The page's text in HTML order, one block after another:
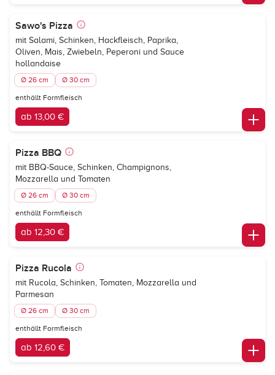
Sawo's Pizza
mit Salami, Schinken, Hackfleisch, Paprika,
Oliven, Mais, Zwiebeln, Peperoni und Sauce
hollandaise
Ø 26 cm Ø 30 cm
enthällt Formfleisch
ab 13,00 €
Pizza BBQ
mit BBQ-Sauce, Schinken, Champignons,
Mozzarella und Tomaten
Ø 26 cm Ø 30 cm
enthällt Formfleisch
ab 12,30 €
Pizza Rucola
mit Rucola, Schinken, Tomaten, Mozzarella und
Parmesan
Ø 26 cm Ø 30 cm
enthällt Formfleisch
ab 12,60 €